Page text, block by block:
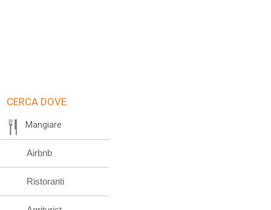
CERCA DOVE:
Mangiare
Airbnb
Ristoranti